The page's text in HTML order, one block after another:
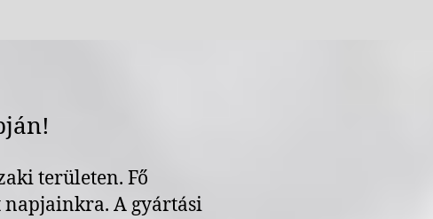
területen. Fő
A gyártási